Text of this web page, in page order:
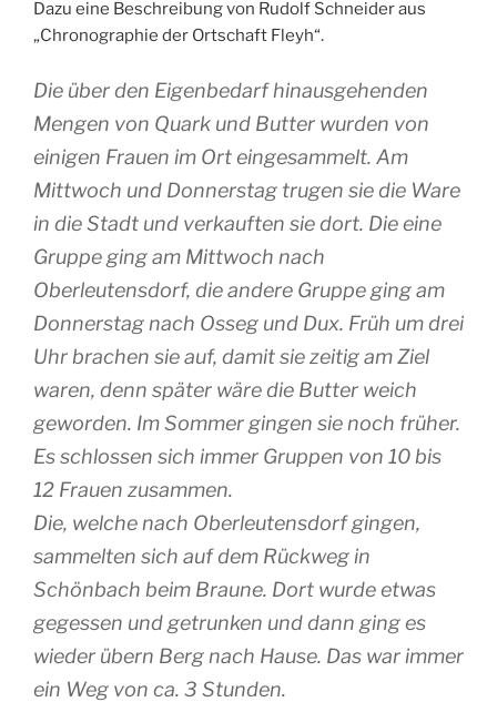
Dazu eine Beschreibung von Rudolf Schneider aus
„Chronographie der Ortschaft Fleyh“.
Die über den Eigenbedarf hinausgehenden
Mengen von Quark und Butter wurden von
einigen Frauen im Ort eingesammelt. Am
Mittwoch und Donnerstag trugen sie die Ware
in die Stadt und verkauften sie dort. Die eine
Gruppe ging am Mittwoch nach
Oberleutensdorf, die andere Gruppe ging am
Donnerstag nach Osseg und Dux. Früh um drei
Uhr brachen sie auf, damit sie zeitig am Ziel
waren, denn später wäre die Butter weich
geworden. Im Sommer gingen sie noch früher.
Es schlossen sich immer Gruppen von 10 bis
12 Frauen zusammen.
Die, welche nach Oberleutensdorf gingen,
sammelten sich auf dem Rückweg in
Schönbach beim Braune. Dort wurde etwas
gegessen und getrunken und dann ging es
wieder übern Berg nach Hause. Das war immer
ein Weg von ca. 3 Stunden.